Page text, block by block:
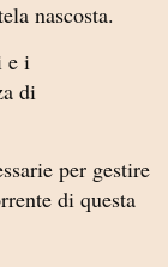
nascosta.
e i
di
per gestire
di questa